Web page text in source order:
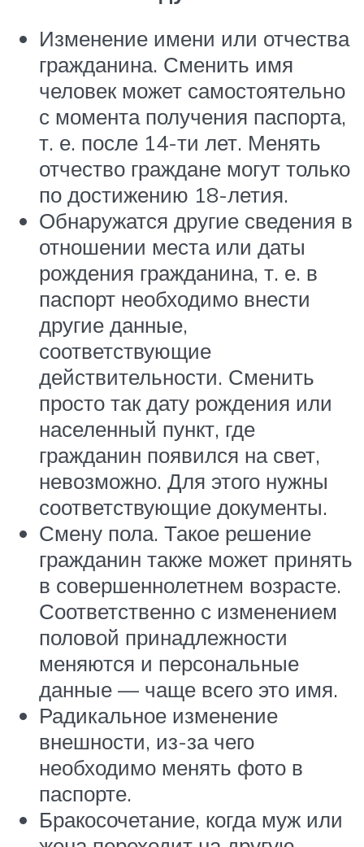
Изменение имени или отчества
гражданина. Сменить имя
человек может самостоятельно
с момента получения паспорта,
т. е. после 14-ти лет. Менять
отчество граждане могут только
по достижению 18-летия.
Обнаружатся другие сведения в
отношении места или даты
рождения гражданина, т. е. в
паспорт необходимо внести
другие данные,
соответствующие
действительности. Сменить
просто так дату рождения или
населенный пункт, где
гражданин появился на свет,
невозможно. Для этого нужны
соответствующие документы.
Смену пола. Такое решение
гражданин также может принять
в совершеннолетнем возрасте.
Соответственно с изменением
половой принадлежности
меняются и персональные
данные — чаще всего это имя.
Радикальное изменение
внешности, из-за чего
необходимо менять фото в
паспорте.
Бракосочетание, когда муж или